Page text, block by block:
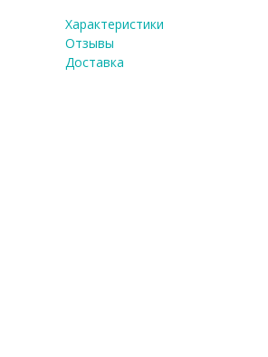
Характеристики
Отзывы
Доставка